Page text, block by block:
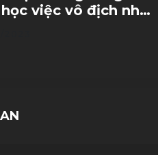
học việc vô địch nhờ